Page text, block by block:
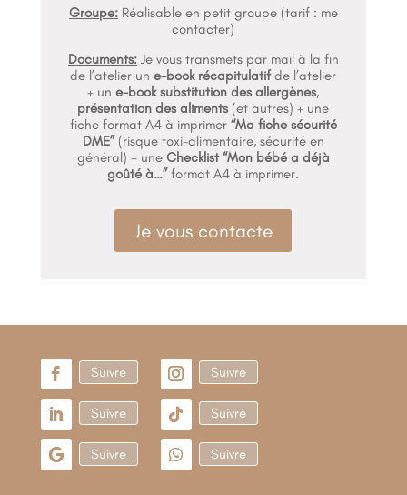
Groupe:Réalisable en petit groupe (tarif : me
contacter)
Documents:Je vous transmets par mail à la fin
de l’atelier une-book récapitulatifde l’atelier
+ une-book substitution des allergènes,
présentation des aliments (et autres) + une
fiche format A4 à imprimer “Ma fiche sécurité
DME”(risque toxi-alimentaire, sécurité en
général) + une Checklist “Mon bébé a déjà
goûté à…”format A4 à imprimer.
Je vous contacte
Suivre Suivre
Suivre Suivre
Suivre Suivre